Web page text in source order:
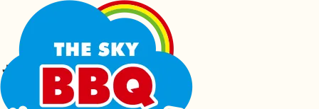
お知らせ